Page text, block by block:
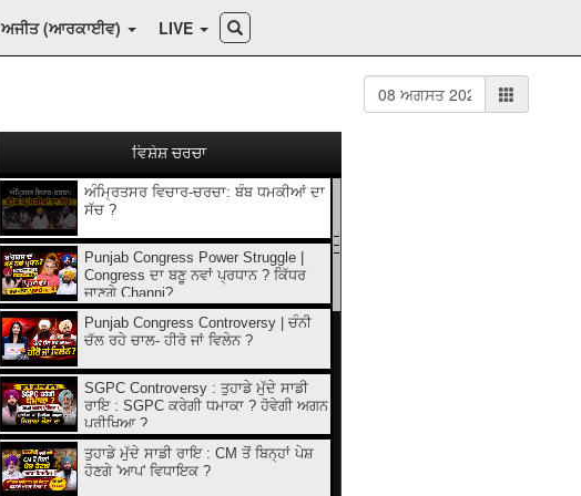
ਅਜੀਤ (ਆਰਕਾਈਵ) LIVE
ਅੰਮ੍ਰਿਤਸਰ ਵਿਚਾਰ-ਚਰਚਾ: ਬੰਬ ਧਮਕੀਆਂ ਦਾ
ਸੱਚ ?
Punjab Congress Power Struggle |
Congress ਦਾ ਬਣੂ ਨਵਾਂ ਪ੍ਰਧਾਨ ? ਕਿੱਧਰ
ਜਾਣਗੇ Channi?
Punjab Congress Controversy | ਚੰਨੀ
ਚੱਲ ਰਹੇ ਚਾਲ- ਹੀਰੋ ਜਾਂ ਵਿਲੇਨ ?
SGPC Controversy : ਤੁਹਾਡੇ ਮੁੱਦੇ ਸਾਡੀ
ਰਾਇ : SGPC ਕਰੇਗੀ ਧਮਾਕਾ ? ਹੋਵੇਗੀ ਅਗਨ
ਪ੍ਰੀਖਿਆ ?
ਤੁਹਾਡੇ ਮੁੱਦੇ ਸਾਡੀ ਰਾਇ : CM ਤੋਂ ਬਿਨ੍ਹਾਂ ਪੇਸ਼
ਹੋਣਗੇ 'ਆਪ' ਵਿਧਾਇਕ ?
ਵਿਸ਼ੇਸ਼ ਚਰਚਾ